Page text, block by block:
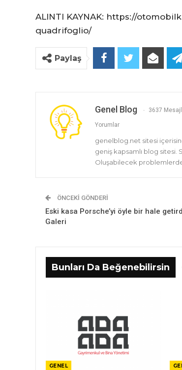
ALINTI KAYNAK: https://
quadrifoglio/
Paylaş
Genel Blog 3637
Yorumlar
genelblog.net sitesi
geniş kapsamlı blog
Oluşabilecek
ÖNCEKI GÖNDERI
Eski kasa Porsche’yi öyle bir hale
Galeri
Bunları Da Beğenebilirsin
GENEL